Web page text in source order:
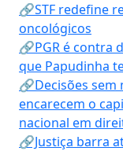
🔗STF redefine
oncológicos
🔗PGR é contra
que Papudinha
🔗Decisões sem
encarecem o
nacional em
🔗Justiça barra